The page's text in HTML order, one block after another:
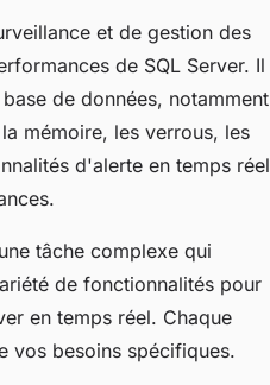
et de gestion des
de SQL Server. Il
de données, notamment
mémoire, les verrous, les
d'alerte en temps réel
tâche complexe qui
de fonctionnalités pour
en temps réel. Chaque
vos besoins spécifiques.